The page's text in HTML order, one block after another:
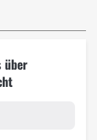
über